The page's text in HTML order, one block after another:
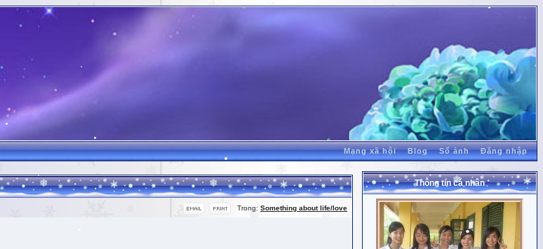
Mạng xã hội Blog Sổ ảnh Đăng nhập
Trong: Something about life/love
Thông tin cá nhân